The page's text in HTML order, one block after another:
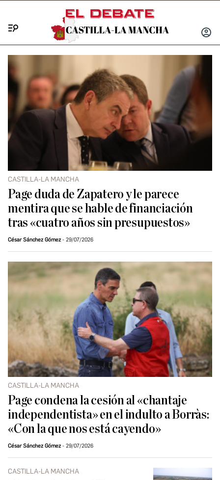
INICIAR
CASTILLA-LA MANCHA
Page duda de Zapatero y le parece
mentira que se hable de financiación
tras «cuatro años sin presupuestos»
César Sánchez Gómez 29/07/2026
CASTILLA-LA MANCHA
Page condena la cesión al «chantaje
independentista» en el indulto a Borràs:
«Con la que nos está cayendo»
César Sánchez Gómez 29/07/2026
CASTILLA-LA MANCHA